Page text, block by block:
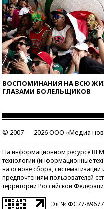
ВОСПОМИНАНИЯ НА ВСЮ
ГЛАЗАМИ БОЛЕЛЬЩИКОВ
© 2007 — 2026 ООО «Медиа
На информационном ресурсе
технологии (информационные
на основе сбора,
предпочтениям пользователей
территории Российской
Эл № ФС77-89677